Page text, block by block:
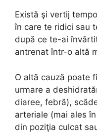
Există şi vertij
în care te ridici sau
după ce te-ai
antrenat într-o altă
O altă cauză poate
urmare a
diaree, febră),
arteriale (mai ales
din poziţia culcat